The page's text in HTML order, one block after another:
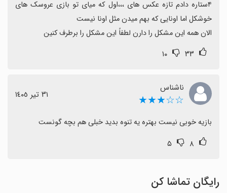
الان همه این مشکل را دارن لطفاً این مشکل را برطرف کنین
۳۳ ۱۰
ناشناس
☆☆★★★ ٣١ تیر ١٤٠٥
بازیه خوبی نیست بهتره یه تنوه بدید خبلی هم بچه گونست
۸ ۵
رایگان تماشا کن